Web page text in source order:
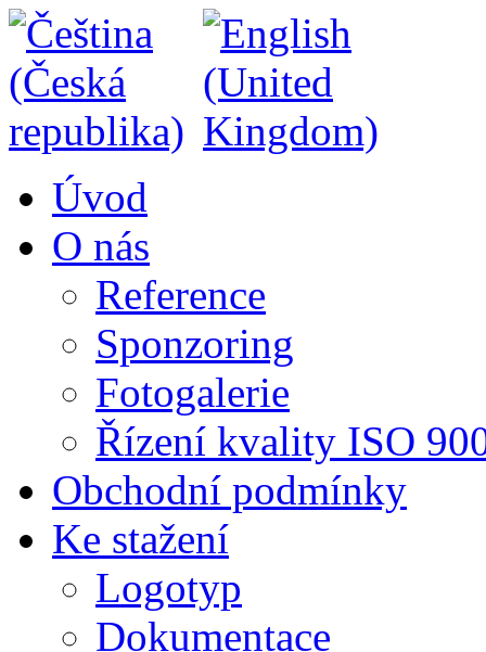
Úvod
O nás
Reference
Sponzoring
Fotogalerie
Řízení kvality ISO
Obchodní podmínky
Ke stažení
Logotyp
Dokumentace